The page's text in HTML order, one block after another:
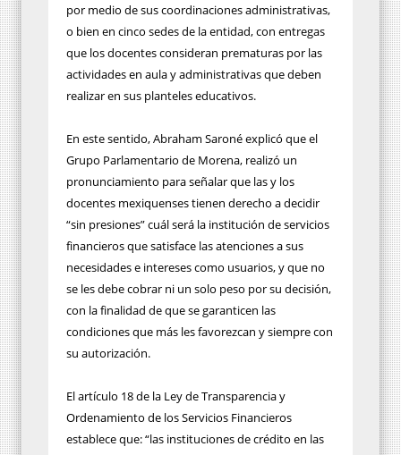
por medio de sus coordinaciones administrativas,
o bien en cinco sedes de la entidad, con entregas
que los docentes consideran prematuras por las
actividades en aula y administrativas que deben
realizar en sus planteles educativos.
En este sentido, Abraham Saroné explicó que el
Grupo Parlamentario de Morena, realizó un
pronunciamiento para señalar que las y los
docentes mexiquenses tienen derecho a decidir
“sin presiones” cuál será la institución de servicios
financieros que satisface las atenciones a sus
necesidades e intereses como usuarios, y que no
se les debe cobrar ni un solo peso por su decisión,
con la finalidad de que se garanticen las
condiciones que más les favorezcan y siempre con
su autorización.
El artículo 18 de la Ley de Transparencia y
Ordenamiento de los Servicios Financieros
establece que: “las instituciones de crédito en las